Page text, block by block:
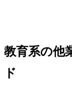
教育系の他
ド